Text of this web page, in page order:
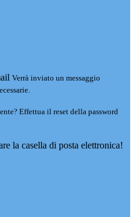
Verrà inviato un messaggio
Effettua il reset della password
la casella di posta elettronica!